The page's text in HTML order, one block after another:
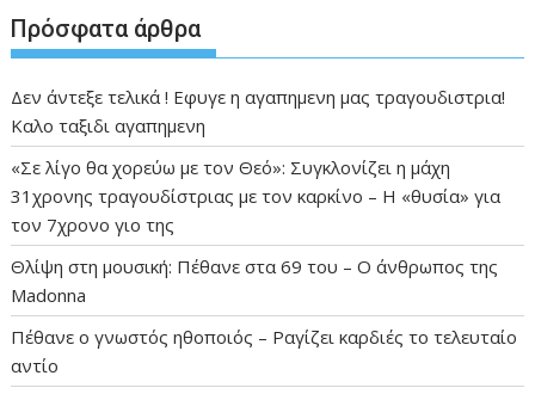
Πρόσφατα άρθρα
Δεν άντεξε τελικά ! Εφυγε η αγαπημενη μας τραγουδιστρια!
Καλο ταξιδι αγαπημενη
«Σε λίγο θα χορεύω με τον Θεό»: Συγκλονίζει η μάχη
31χρονης τραγουδίστριας με τον καρκίνο – Η «θυσία» για
τον 7χρονο γιο της
Θλίψη στη μουσική: Πέθανε στα 69 του – Ο άνθρωπος της
Madonna
Πέθανε ο γνωστός ηθοποιός – Ραγίζει καρδιές το τελευταίο
αντίο